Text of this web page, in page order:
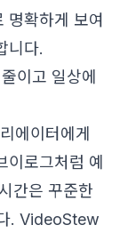
명확하게 보여
니다.
이고 일상에
에이터에게
로그처럼 예
간은 꾸준한
. VideoStew